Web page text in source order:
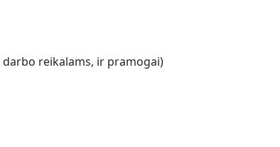
reikalams, ir pramogai)